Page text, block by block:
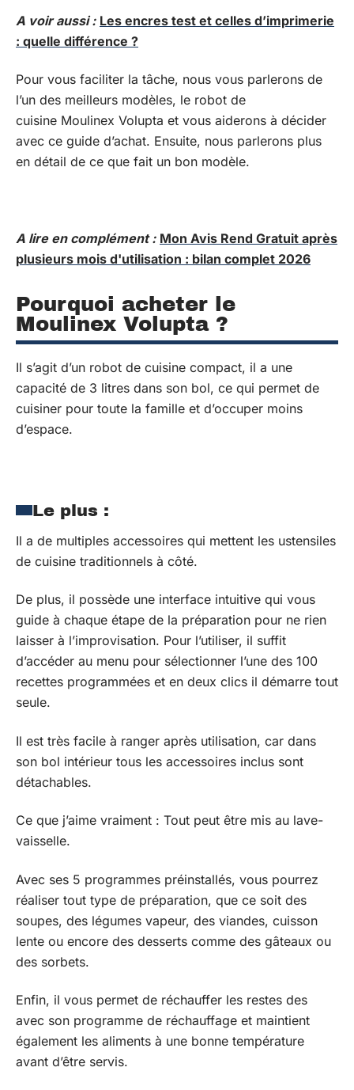
A voir aussi : Les encres test et celles d’imprimerie
: quelle différence ?
Pour vous faciliter la tâche, nous vous parlerons de
l’un des meilleurs modèles, le robot de
cuisine Moulinex Volupta et vous aiderons à décider
avec ce guide d’achat. Ensuite, nous parlerons plus
en détail de ce que fait un bon modèle.
A lire en complément : Mon Avis Rend Gratuit après
plusieurs mois d'utilisation : bilan complet 2026
Pourquoi acheter le
Moulinex Volupta ?
Il s’agit d’un robot de cuisine compact, il a une
capacité de 3 litres dans son bol, ce qui permet de
cuisiner pour toute la famille et d’occuper moins
d’espace.
Le plus :
Il a de multiples accessoires qui mettent les ustensiles
de cuisine traditionnels à côté.
De plus, il possède une interface intuitive qui vous
guide à chaque étape de la préparation pour ne rien
laisser à l’improvisation. Pour l’utiliser, il suffit
d’accéder au menu pour sélectionner l’une des 100
recettes programmées et en deux clics il démarre tout
seule.
Il est très facile à ranger après utilisation, car dans
son bol intérieur tous les accessoires inclus sont
détachables.
Ce que j’aime vraiment : Tout peut être mis au lave-
vaisselle.
Avec ses 5 programmes préinstallés, vous pourrez
réaliser tout type de préparation, que ce soit des
soupes, des légumes vapeur, des viandes, cuisson
lente ou encore des desserts comme des gâteaux ou
des sorbets.
Enfin, il vous permet de réchauffer les restes des
avec son programme de réchauffage et maintient
également les aliments à une bonne température
avant d’être servis.